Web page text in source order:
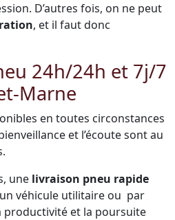
D’autres fois, on ne peut
, et il faut donc
24h/24h et 7j/7
Marne
en toutes circonstances
et l’écoute sont au
une livraison pneu rapide
véhicule utilitaire ou par
productivité et la poursuite